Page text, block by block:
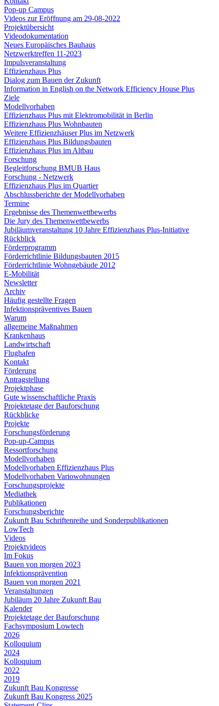
Pop-up Campus
Videos zur Eröffnung am 29-08-2022
Projektübersicht
Videodokumentation
Neues Europäisches Bauhaus
Netzwerktreffen 11-2023
Impulsveranstaltung
Effizienzhaus Plus
Dialog zum Bauen der Zukunft
Information in English on the Network Efficiency House Plus
Ziele
Modellvorhaben
Effizienzhaus Plus mit Elektromobilität in Berlin
Effizienzhaus Plus Wohnbauten
Weitere Effizienzhäuser Plus im Netzwerk
Effizienzhaus Plus Bildungsbauten
Effizienzhaus Plus im Altbau
Forschung
Begleitforschung BMUB Haus
Forschung - Netzwerk
Effizienzhaus Plus im Quartier
Abschlussberichte der Modellvorhaben
Termine
Ergebnisse des Themenwettbewerbs
Die Jury des Themenwettbewerbs
Jubiläumveranstaltung 10 Jahre Effizienzhaus Plus-Initiative
Rückblick
Förderprogramm
Förderrichtlinie Bildungsbauten 2015
Förderrichtlinie Wohngebäude 2012
E-Mobilität
Newsletter
Archiv
Häufig gestellte Fragen
Infektionspräventives Bauen
Warum
allgemeine Maßnahmen
Krankenhaus
Landwirtschaft
Flughafen
Kontakt
Förderung
Antragstellung
Projektphase
Gute wissenschaftliche Praxis
Projektetage der Bauforschung
Rückblicke
Projekte
Forschungsförderung
Pop-up-Campus
Ressortforschung
Modellvorhaben
Modellvorhaben Effizienzhaus Plus
Modellvorhaben Variowohnungen
Forschungsprojekte
Mediathek
Publikationen
Forschungsberichte
Zukunft Bau Schriftenreihe und Sonderpublikationen
LowTech
Videos
Projektvideos
Im Fokus
Bauen von morgen 2023
Infektionsprävention
Bauen von morgen 2021
Veranstaltungen
Jubiläum 20 Jahre Zukunft Bau
Kalender
Projektetage der Bauforschung
Fachsymposium Lowtech
2026
Kolloquium
2024
Kolloquium
2022
2019
Zukunft Bau Kongresse
Zukunft Bau Kongress 2025